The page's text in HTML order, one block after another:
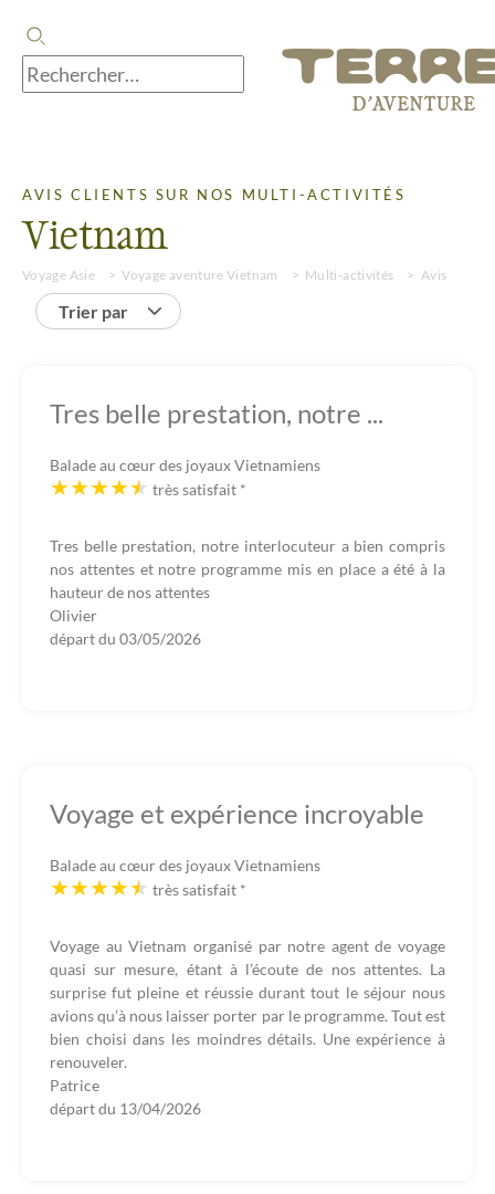
AVIS CLIENTS SUR NOS MULTI-ACTIVITÉS
Vietnam
Voyage Asie Voyage aventure Vietnam Multi-activités Avis
Trier par
Tres belle prestation, notre ...
Balade au cœur des joyaux Vietnamiens
très satisfait *
Tres belle prestation, notre interlocuteur a bien compris
nos attentes et notre programme mis en place a été à la
hauteur de nos attentes
Olivier
départ du 03/05/2026
Voyage et expérience incroyable
Balade au cœur des joyaux Vietnamiens
très satisfait *
Voyage au Vietnam organisé par notre agent de voyage
quasi sur mesure, étant à l’écoute de nos attentes. La
surprise fut pleine et réussie durant tout le séjour nous
avions qu’à nous laisser porter par le programme. Tout est
bien choisi dans les moindres détails. Une expérience à
renouveler.
Patrice
départ du 13/04/2026